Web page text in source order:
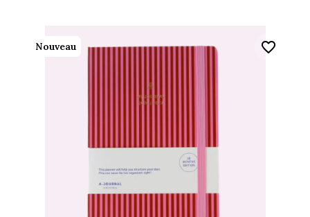
Nouveau favorite_border